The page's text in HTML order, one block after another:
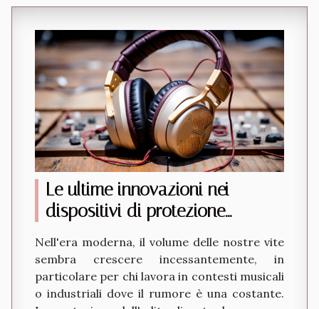
Le ultime innovazioni nei
dispositivi di protezione
dell'udito per musicisti e
lavoratori in ambienti rumorosi
Nell'era moderna, il volume delle nostre vite
sembra crescere incessantemente, in
particolare per chi lavora in contesti musicali
o industriali dove il rumore è una costante.